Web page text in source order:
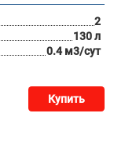
2
130 л
0.4 м3/сут
Купить